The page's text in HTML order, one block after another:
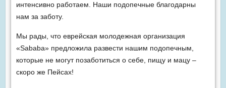
интенсивно работаем. Наши подопечные благодарны
нам за заботу.
Мы рады, что еврейская молодежная организация
«Sababa» предложила развести нашим подопечным,
которые не могут позаботиться о себе, пищу и мацу –
скоро же Пейсах!